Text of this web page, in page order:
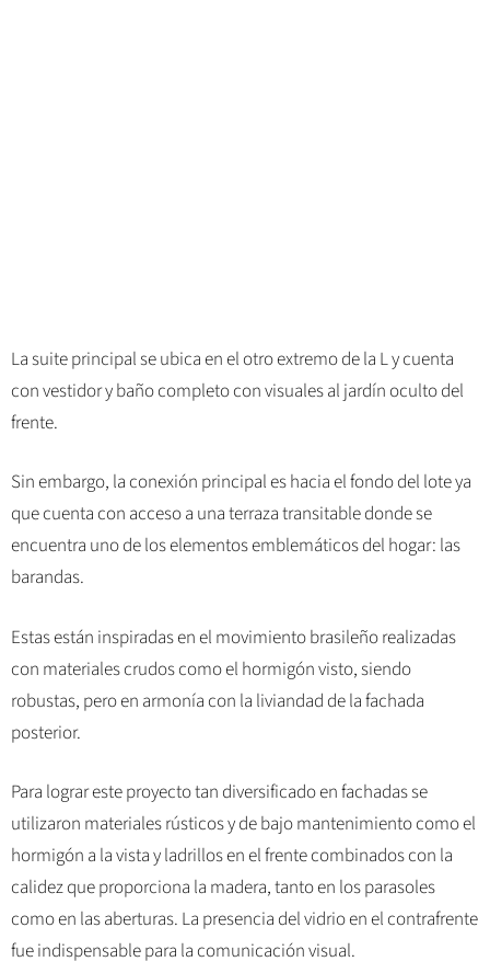
La suite principal se ubica en el otro extremo de la L y cuenta
con vestidor y baño completo con visuales al jardín oculto del
frente.
Sin embargo, la conexión principal es hacia el fondo del lote ya
que cuenta con acceso a una terraza transitable donde se
encuentra uno de los elementos emblemáticos del hogar: las
barandas.
Estas están inspiradas en el movimiento brasileño realizadas
con materiales crudos como el hormigón visto, siendo
robustas, pero en armonía con la liviandad de la fachada
posterior.
Para lograr este proyecto tan diversificado en fachadas se
utilizaron materiales rústicos y de bajo mantenimiento como el
hormigón a la vista y ladrillos en el frente combinados con la
calidez que proporciona la madera, tanto en los parasoles
como en las aberturas. La presencia del vidrio en el contrafrente
fue indispensable para la comunicación visual.